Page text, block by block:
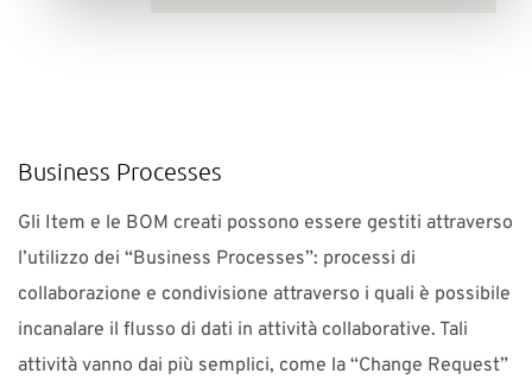
Business Processes
Gli Item e le BOM creati possono essere gestiti attraverso
l’utilizzo dei “Business Processes”: processi di
collaborazione e condivisione attraverso i quali è possibile
incanalare il flusso di dati in attività collaborative. Tali
attività vanno dai più semplici, come la “Change Request”